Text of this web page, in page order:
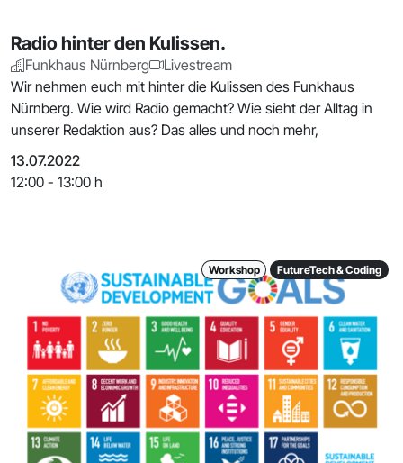
Radio hinter den Kulissen.
Funkhaus Nürnberg
Livestream
Wir nehmen euch mit hinter die Kulissen des Funkhaus
Nürnberg. Wie wird Radio gemacht? Wie sieht der Alltag in
unserer Redaktion aus? Das alles und noch mehr,
13.07.2022
12:00 - 13:00 h
Workshop FutureTech & Coding